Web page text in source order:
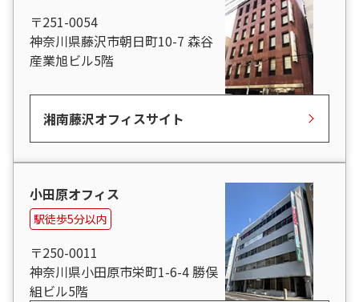
〒251-0054
神奈川県藤沢市朝日町10-7 森谷
産業旭ビル5階
湘南藤沢オフィスサイト
小田原オフィス
駅徒歩5分以内
〒250-0011
神奈川県小田原市栄町1-6-4 勝俣
組ビル5階